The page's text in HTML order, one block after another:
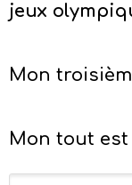
jeux
Mon
Mon tout